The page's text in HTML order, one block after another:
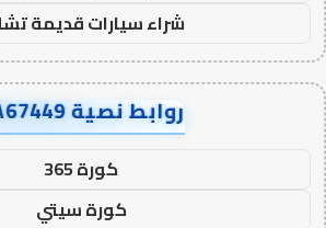
شراء سيارات قديمة
روابط نصية AA67449
كورة 365
كورة سيتي